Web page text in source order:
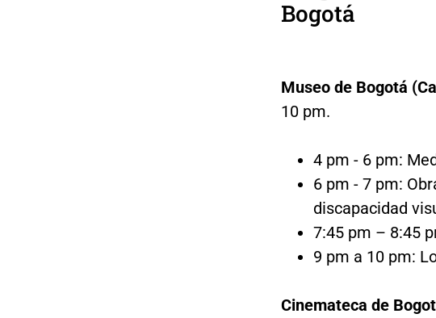
Bogotá
Museo de Bogotá
10 pm.
4 pm - 6 pm:
6 pm - 7 pm:
discapacidad
7:45 pm – 8:45
9 pm a 10 pm:
Cinemateca de